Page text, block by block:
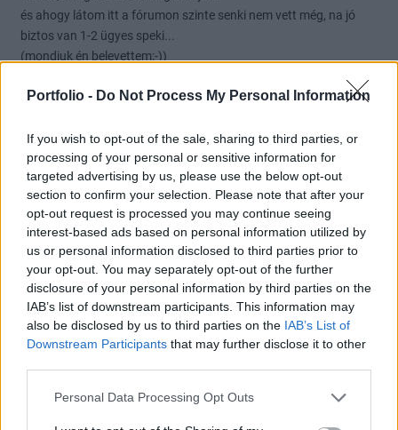
Portfolio - Do Not Process My Personal Information
If you wish to opt-out of the sale, sharing to third parties, or
processing of your personal or sensitive information for
targeted advertising by us, please use the below opt-out
section to confirm your selection. Please note that after your
opt-out request is processed you may continue seeing
interest-based ads based on personal information utilized by
us or personal information disclosed to third parties prior to
your opt-out. You may separately opt-out of the further
disclosure of your personal information by third parties on the
IAB’s list of downstream participants. This information may
also be disclosed by us to third parties on the IAB’s List of
Downstream Participants that may further disclose it to other
Personal Data Processing Opt Outs
és ahogy látom itt a fórumon szinte senki nem vett még, na jó
biztos van 1-2 ügyes speki...
(mondjuk én belevettem:-))
0 0 Válasz erre
Törölt felhasználó 2010. 12. 10. 09:37
szóval egy kis matek,számolás kell ide,és eddig bennfentes
eladásról sem volt bejelentés szerencsére :-)
Fiygelitek a könyvet! Na ezt mondom!
Az lesz,ami ők akarnak!
Durva nagyon!
Eladó 20 000 Dt-on és 1 000 000 Ft-on is!
Egyértelmű szmomra szvsz. ebből,hogy főleg ők alakakítjk az
eseményeket!
0 Válasz erre